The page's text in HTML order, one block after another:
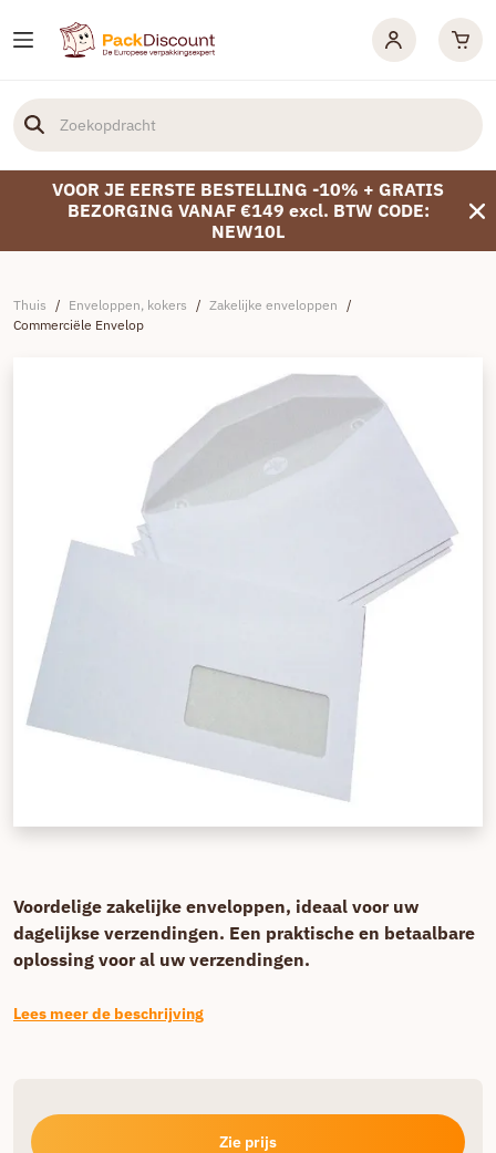
VOOR JE EERSTE BESTELLING -10% + GRATIS
BEZORGING VANAF €149 excl. BTW CODE:
NEW10L
Thuis / Enveloppen, kokers / Zakelijke enveloppen /
Commerciële Envelop
Voordelige zakelijke enveloppen, ideaal voor uw
dagelijkse verzendingen. Een praktische en betaalbare
oplossing voor al uw verzendingen.
Lees meer de beschrijving
Zie prijs